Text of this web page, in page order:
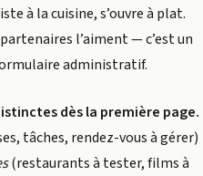
à la cuisine, s’ouvre à plat.
l’aiment — c’est un
administratif.
dès la première page.
tâches, rendez-vous à gérer)
(restaurants à tester, films à